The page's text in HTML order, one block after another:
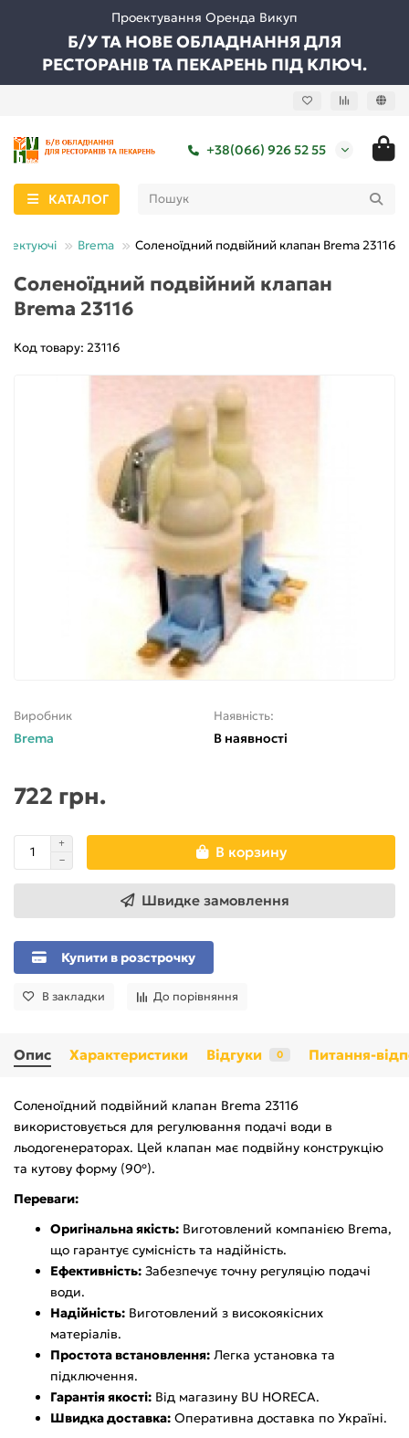
Проектування Оренда Викуп
Б/У ТА НОВЕ ОБЛАДНАННЯ ДЛЯ
РЕСТОРАНІВ ТА ПЕКАРЕНЬ ПІД КЛЮЧ.
+38(066) 926 52 55
КАТАЛОГ
Brema Соленоїдний подвійний клапан Brema 23116
Соленоїдний подвійний клапан
Brema 23116
Код товару: 23116
Виробник
Brema
Наявність:
В наявності
722 грн.
В корзину
Швидке замовлення
Купити в розстрочку
В закладки До порівняння
Опис Характеристики Відгуки 0 Питання-
Соленоїдний подвійний клапан Brema 23116
використовується для регулювання подачі води в
льодогенераторах. Цей клапан має подвійну конструкцію
та кутову форму (90º).
Переваги:
Оригінальна якість: Виготовлений компанією Brema,
що гарантує сумісність та надійність.
Ефективність: Забезпечує точну регуляцію подачі
води.
Надійність: Виготовлений з високоякісних
матеріалів.
Простота встановлення: Легка установка та
підключення.
Гарантія якості: Від магазину BU HORECA.
Швидка доставка: Оперативна доставка по Україні.